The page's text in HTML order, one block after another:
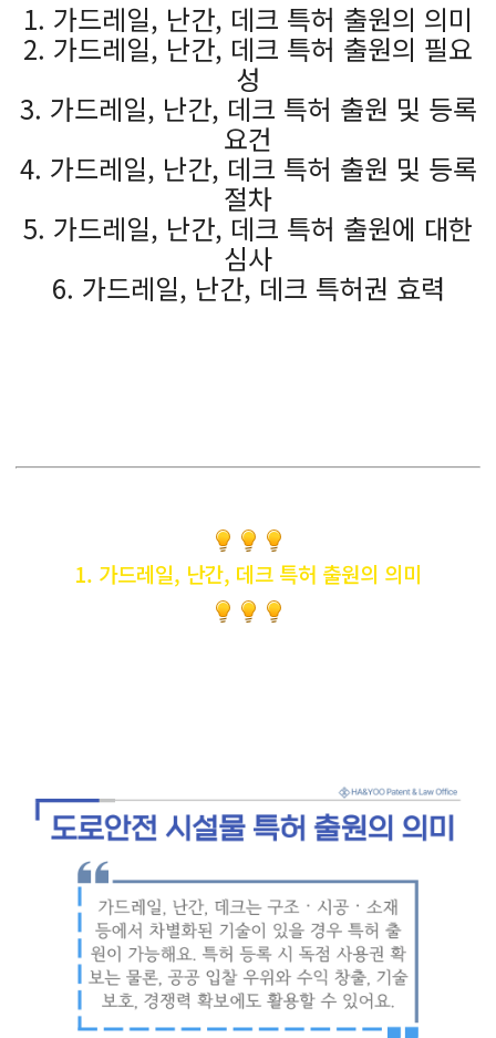
1. 가드레일, 난간, 데크 특허 출원의 의미
2. 가드레일, 난간, 데크 특허 출원의 필요
성
3. 가드레일, 난간, 데크 특허 출원 및 등록
요건
4. 가드레일, 난간, 데크 특허 출원 및 등록
절차
5. 가드레일, 난간, 데크 특허 출원에 대한
심사
6. 가드레일, 난간, 데크 특허권 효력
1. 가드레일, 난간, 데크 특허 출원의 의미